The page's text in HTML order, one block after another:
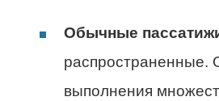
Обычные
распространенные.
выполнения